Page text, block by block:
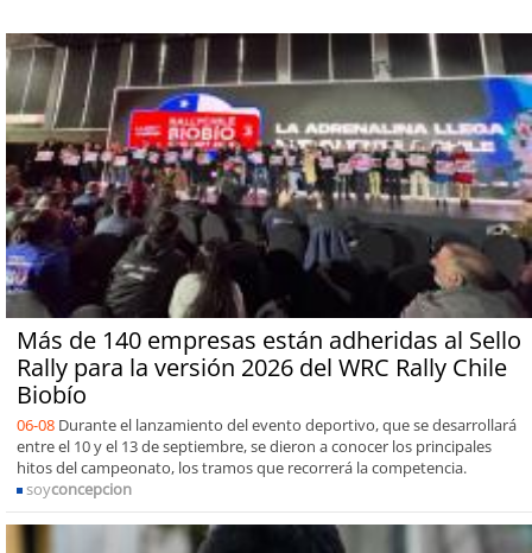
Más de 140 empresas están adheridas al Sello
Rally para la versión 2026 del WRC Rally Chile
Biobío
06-08 Durante el lanzamiento del evento deportivo, que se desarrollará
entre el 10 y el 13 de septiembre, se dieron a conocer los principales
hitos del campeonato, los tramos que recorrerá la competencia.
soyconcepcion